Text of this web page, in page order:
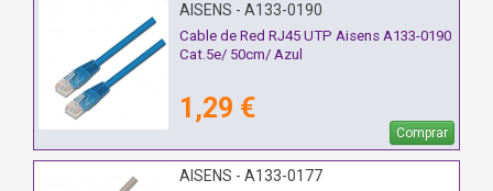
AISENS - A133-0190
Cable de Red RJ45 UTP Aisens A133-0190
Cat.5e/ 50cm/ Azul
1,29 €
Comprar
AISENS - A133-0177